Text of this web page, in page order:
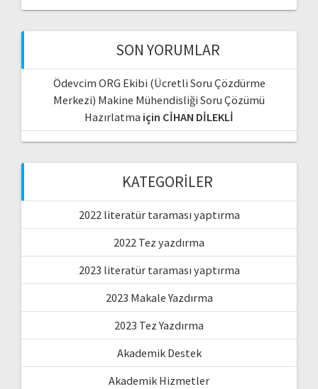
SON YORUMLAR
Ödevcim ORG Ekibi (Ücretli Soru Çözdürme
Merkezi) Makine Mühendisliği Soru Çözümü
Hazırlatma için CİHAN DİLEKLİ
KATEGORILER
2022 literatür taraması yaptırma
2022 Tez yazdırma
2023 literatür taraması yaptırma
2023 Makale Yazdırma
2023 Tez Yazdırma
Akademik Destek
Akademik Hizmetler